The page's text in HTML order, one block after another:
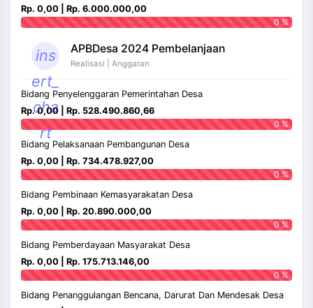
Rp. 0,00 | Rp. 6.000.000,00
0 %
ins
ert_
cha
rt
APBDesa 2024 Pembelanjaan
Realisasi | Anggaran
Bidang Penyelenggaran Pemerintahan Desa
Rp. 0,00 | Rp. 528.490.860,66
0 %
Bidang Pelaksanaan Pembangunan Desa
Rp. 0,00 | Rp. 734.478.927,00
0 %
Bidang Pembinaan Kemasyarakatan Desa
Rp. 0,00 | Rp. 20.890.000,00
0 %
Bidang Pemberdayaan Masyarakat Desa
Rp. 0,00 | Rp. 175.713.146,00
0 %
Bidang Penanggulangan Bencana, Darurat Dan Mendesak Desa